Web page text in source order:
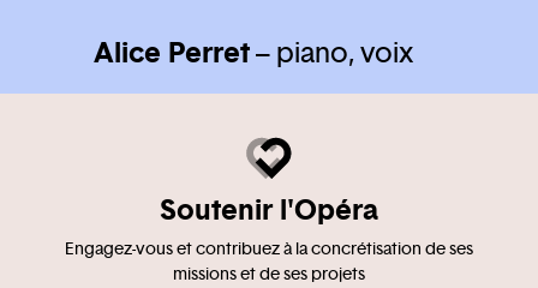
Alice Perret– piano, voix
Soutenir l'Opéra
Engagez-vous et contribuez à la concrétisation de ses
missions et de ses projets